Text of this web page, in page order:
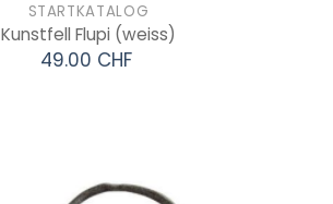
STARTKATALOG
Kunstfell Flupi (weiss)
49.00 CHF